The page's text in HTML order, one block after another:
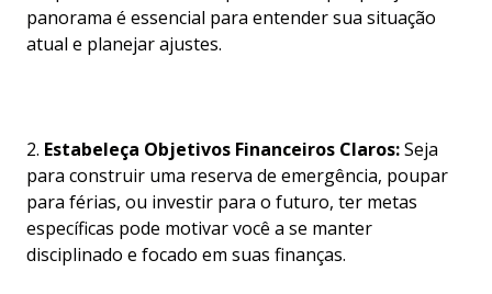
panorama é essencial para entender sua situação
atual e planejar ajustes.
2. Estabeleça Objetivos Financeiros Claros:Seja
para construir uma reserva de emergência, poupar
para férias, ou investir para o futuro, ter metas
específicas pode motivar você a se manter
disciplinado e focado em suas finanças.